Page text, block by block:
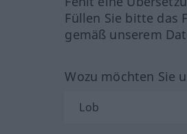
Füllen Sie bitte das
gemäß unserem
Wozu möchten Sie